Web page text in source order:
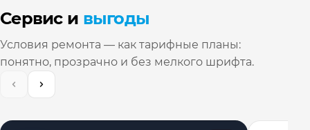
Сервис и выгоды
Условия ремонта — как тарифные планы:
понятно, прозрачно и без мелкого шрифта.